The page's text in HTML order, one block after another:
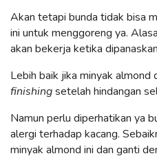
Akan tetapi bunda tidak bisa
ini untuk menggoreng ya.
akan bekerja ketika
Lebih baik jika minyak almond
finishingsetelah hindangan
Namun perlu diperhatikan ya
alergi terhadap kacang.
minyak almond ini dan ganti